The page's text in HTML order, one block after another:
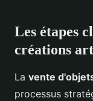
Les étapes
créations
La vente
processus